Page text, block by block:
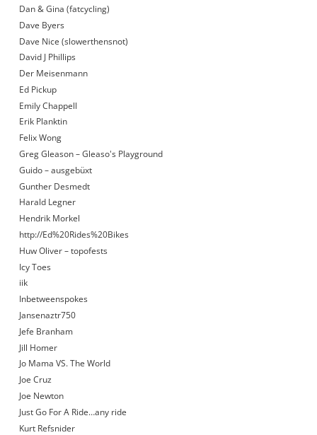
Dan & Gina (fatcycling)
Dave Byers
Dave Nice (slowerthensnot)
David J Phillips
Der Meisenmann
Ed Pickup
Emily Chappell
Erik Planktin
Felix Wong
Greg Gleason – Gleaso's Playground
Guido – ausgebüxt
Gunther Desmedt
Harald Legner
Hendrik Morkel
http://Ed%20Rides%20Bikes
Huw Oliver – topofests
Icy Toes
iik
Inbetweenspokes
Jansenaztr750
Jefe Branham
Jill Homer
Jo Mama VS. The World
Joe Cruz
Joe Newton
Just Go For A Ride…any ride
Kurt Refsnider